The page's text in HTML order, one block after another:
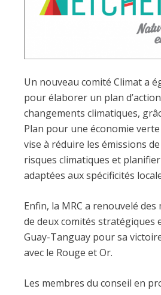
Un nouveau comité Climat a
pour élaborer un plan
changements climatiques,
Plan pour une économie
vise à réduire les émissions de
risques climatiques et
adaptées aux spécificités
Enfin, la MRC a renouvelé
de deux comités stratégiques
Guay-Tanguay pour sa
avec le Rouge et Or.
Les membres du conseil en